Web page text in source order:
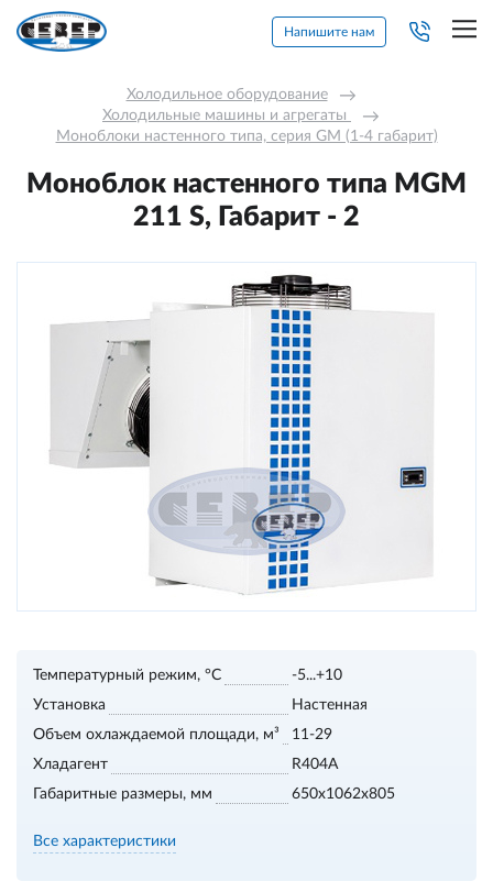
Напишите нам
Холодильное оборудование →
Холодильные машины и агрегаты →
Моноблоки настенного типа, серия GM (1-4 габарит)
Моноблок настенного типа MGM
211 S, Габарит - 2
Температурный режим, °С
-5...+10
Установка
Настенная
Объем охлаждаемой площади, м³
11-29
Хладагент
R404A
Габаритные размеры, мм
650x1062x805
Все характеристики